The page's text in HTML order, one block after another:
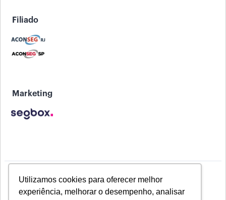
Utilizamos cookies para oferecer melhor
experiência, melhorar o desempenho, analisar
Filiado
Marketing